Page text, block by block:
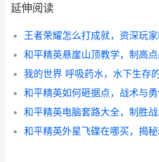
延伸阅读
王者荣耀怎么打成就，资深玩
和平精英悬崖山顶教学，制高
我的世界 呼吸药水，水下生存
和平精英电脑套路大全，制胜